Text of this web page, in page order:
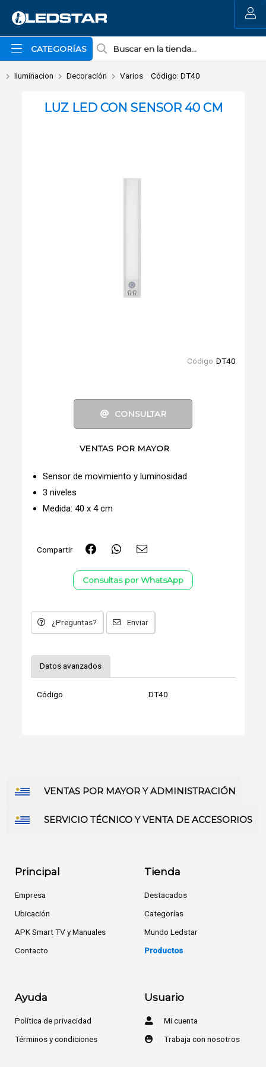
Enviar a email
CATEGORÍAS
MI COMPRA
Iluminacion Decoración Varios Código: DT40
LUZ LED CON SENSOR 40 CM
Código DT40
CONSULTAR
VENTAS POR MAYOR
Sensor de movimiento y luminosidad
3 niveles
Medida: 40 x 4 cm
Compartir
Consultas por WhatsApp
¿Preguntas? Enviar
Datos avanzados
Código DT40
VENTAS POR MAYOR Y ADMINISTRACIÓN
SERVICIO TÉCNICO Y VENTA DE ACCESORIOS
Principal
Empresa
Ubicación
APK Smart TV y Manuales
Contacto
Tienda
Destacados
Categorías
Mundo Ledstar
Productos
Ayuda
Política de privacidad
Términos y condiciones
Usuario
Mi cuenta
Trabaja con nosotros